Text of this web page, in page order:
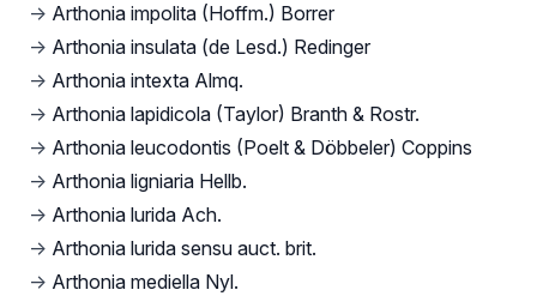
→ Arthonia impolita (Hoffm.) Borrer
→ Arthonia insulata (de Lesd.) Redinger
→ Arthonia intexta Almq.
→ Arthonia lapidicola (Taylor) Branth & Rostr.
→ Arthonia leucodontis (Poelt & Döbbeler) Coppins
→ Arthonia ligniaria Hellb.
→ Arthonia lurida Ach.
→ Arthonia lurida sensu auct. brit.
→ Arthonia mediella Nyl.